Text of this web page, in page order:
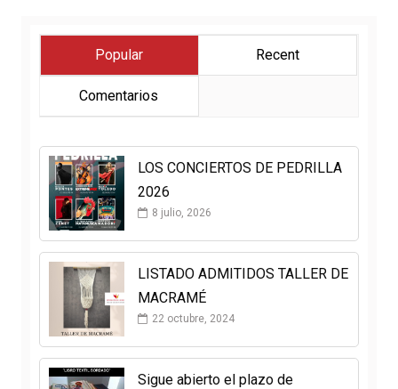
Popular Recent
Comentarios
LOS CONCIERTOS DE PEDRILLA
2026
8 julio, 2026
LISTADO ADMITIDOS TALLER DE
MACRAMÉ
22 octubre, 2024
Sigue abierto el plazo de